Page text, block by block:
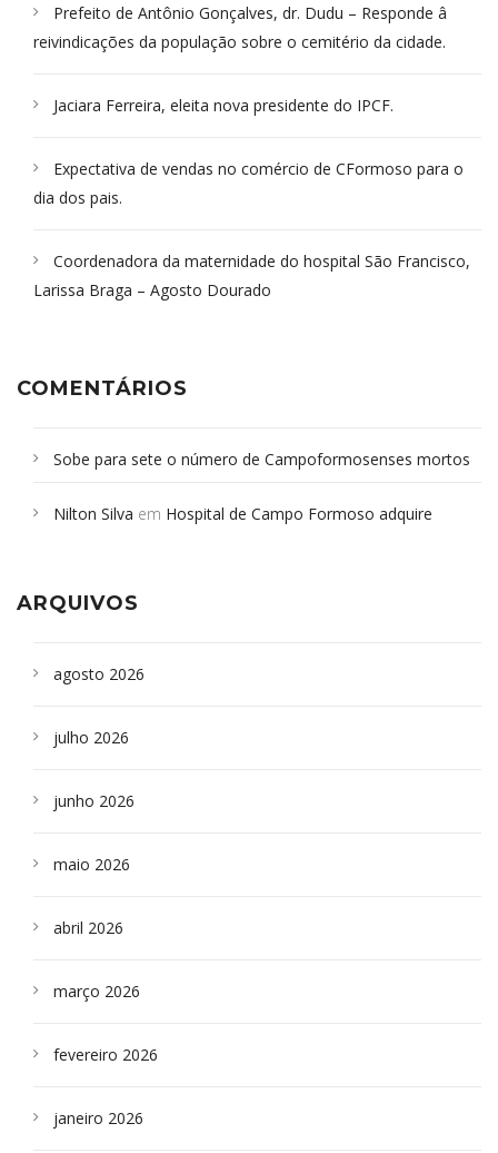
Prefeito de Antônio Gonçalves, dr. Dudu – Responde â
reivindicações da população sobre o cemitério da cidade.
Jaciara Ferreira, eleita nova presidente do IPCF.
Expectativa de vendas no comércio de CFormoso para o
dia dos pais.
Coordenadora da maternidade do hospital São Francisco,
Larissa Braga – Agosto Dourado
COMENTÁRIOS
Sobe para sete o número de Campoformosenses mortos
Campoformosenses que morreram em desabamentos são
Nilton Silva em Hospital de Campo Formoso adquire
ARQUIVOS
agosto 2026
julho 2026
junho 2026
maio 2026
abril 2026
março 2026
fevereiro 2026
janeiro 2026